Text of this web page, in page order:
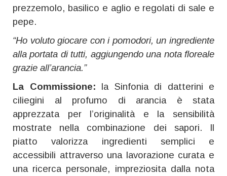
prezzemolo, basilico e aglio e regolati di sale e
pepe.
“Ho voluto giocare con i pomodori, un ingrediente
alla portata di tutti, aggiungendo una nota floreale
grazie all’arancia.”
La Commissione: la Sinfonia di datterini e
ciliegini al profumo di arancia è stata
apprezzata per l’originalità e la sensibilità
mostrate nella combinazione dei sapori. Il
piatto valorizza ingredienti semplici e
accessibili attraverso una lavorazione curata e
una ricerca personale, impreziosita dalla nota